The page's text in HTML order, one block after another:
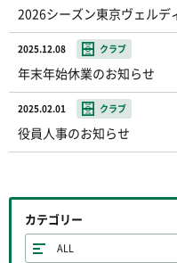
2026シーズン東京ヴェルデ
2025.12.08 クラブ
年末年始休業のお知らせ
2025.02.01 クラブ
役員人事のお知らせ
カテゴリー
ALL